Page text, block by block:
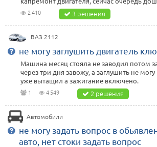
2 410 3 решения
ВАЗ 2112
не могу заглушить двигатель
Машина месяц стояла не заводил потом
через три дня завожу, а заглушить не
уже вытащил а зажигание включено.
1 4 549 2 решения
Автомобили
не могу задать вопрос в
авто, нет стоки задать вопрос